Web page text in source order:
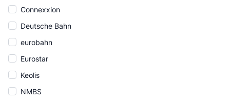
Connexxion
Deutsche Bahn
eurobahn
Eurostar
Keolis
NMBS